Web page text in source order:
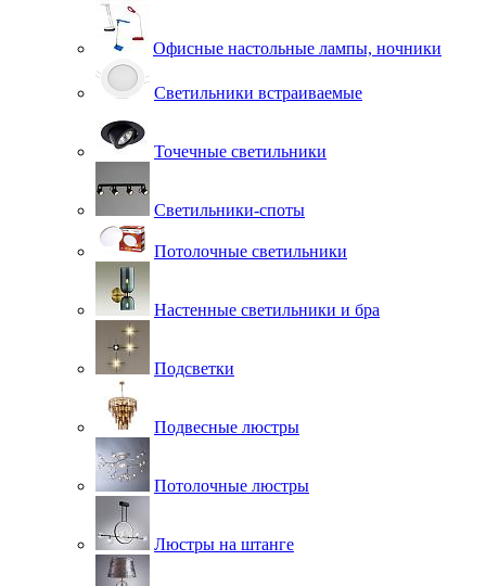
Офисные настольные лампы, ночники
Светильники встраиваемые
Точечные светильники
Светильники-споты
Потолочные светильники
Настенные светильники и бра
Подсветки
Подвесные люстры
Потолочные люстры
Люстры на штанге